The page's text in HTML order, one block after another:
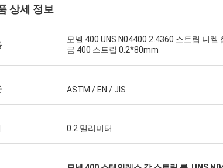
상세 정보
모넬 400 UNS N04400 2.4360 스트립 니켈
금 400 스트립 0.2*80mm
ASTM / EN / JIS
0.2 밀리미터